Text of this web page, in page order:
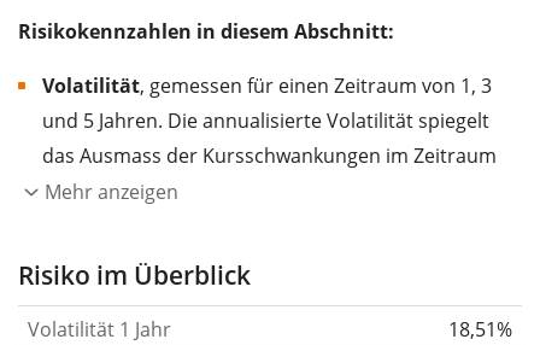
Risikokennzahlen in diesem Abschnitt:
Volatilität, gemessen für einen Zeitraum von 1, 3
und 5 Jahren. Die annualisierte Volatilität spiegelt
das Ausmass der Kursschwankungen im Zeitraum
eines Jahres wider.
Aktie, des ETF, usw.) in der Vergangenheit
gelten im Allgemeinen als risikoreicher. Wir
Mehr anzeigen
Risiko im Überblick
Volatilität 1 Jahr
18,51%